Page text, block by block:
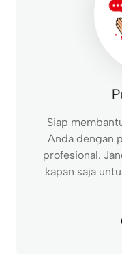
Siap
Anda dengan
profesional.
kapan saja